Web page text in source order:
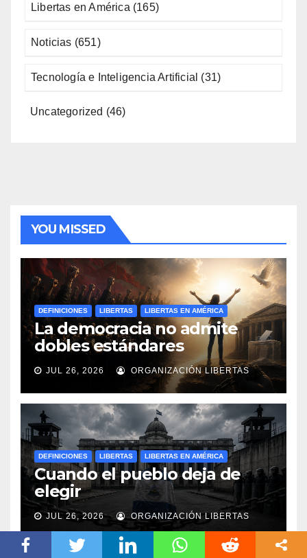
Libertas en América (165)
Noticias (651)
Tecnología e Inteligencia Artificial (31)
Uncategorized (46)
YOU MISSED
DEFINICIONES LIBERTAS LIBERTAS EN AMÉRICA
La democracia no admite
dobles estándares
JUL 26, 2026 ORGANIZACIÓN LIBERTAS
DEFINICIONES LIBERTAS LIBERTAS EN AMÉRICA
Cuando el pueblo deja de
elegir
JUL 26, 2026 ORGANIZACIÓN LIBERTAS